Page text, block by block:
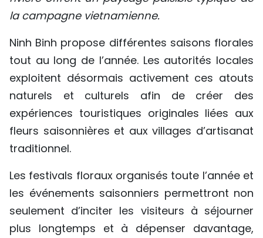
la campagne vietnamienne.
Ninh Binh propose différentes saisons florales
tout au long de l’année. Les autorités locales
exploitent désormais activement ces atouts
naturels et culturels afin de créer des
expériences touristiques originales liées aux
fleurs saisonnières et aux villages d’artisanat
traditionnel.
Les festivals floraux organisés toute l’année et
les événements saisonniers permettront non
seulement d’inciter les visiteurs à séjourner
plus longtemps et à dépenser davantage,